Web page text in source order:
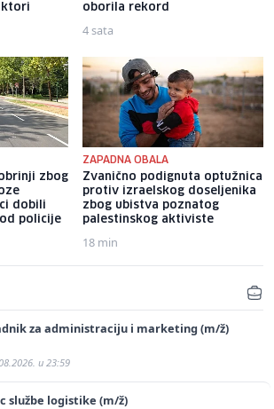
oborila rekord
4 sata
zbog
dobili
policije
ZAPADNA OBALA
Zvanično podignuta optužnica
protiv izraelskog doseljenika
zbog ubistva poznatog
palestinskog aktiviste
18 min
za administraciju i marketing (m/ž)
u 23:59
službe logistike (m/ž)